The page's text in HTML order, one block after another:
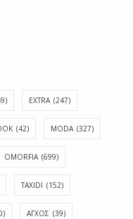
EXTRA (247)
(42) MODA (327)
OMORFIA (699)
TAXIDI (152)
ΑΓΧΟΣ (39)